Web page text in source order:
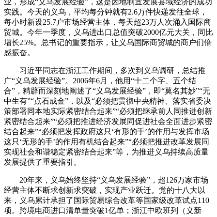
业，形成“义乌发展经验”，这是因地制宜发展县域经济的成功
实践。今天的义乌，平均每分钟就有2.6万件快递发往全球，
每小时新设25.7户市场经营主体，每天超23万人次涌入国际商
贸城。今年一季度，义乌进出口总值突破2000亿元大关，同比
增长25%。总书记的重要指示，让义乌国际商贸城的商户们倍
感振奋。
习近平同志在浙江工作期间，多次到义乌调研，总结推
广“义乌发展经验”。2006年6月，他用“十二个字、五个结
合”，精辟而深刻地阐述了“义乌发展经验”，即“莫名其妙”“无
中生有”“点石成金”，以及“必须把贯彻中央精神、落实省委决
策部署同本地实际紧密结合起来”“必须把继承前人同推进创新
紧密结合起来”“必须把推进经济发展同促进社会全面进步紧密
结合起来”“必须把发挥政府这只‘有形的手’的作用与发挥市场
这只‘无形的手’的作用有机结合起来”“必须把推进改革发展同
实现社会和谐稳定紧密结合起来”等，为推进义乌持续高质量
发展提供了重要指引。
20年来，义乌始终坚持“义乌发展经验”，超126万家市场
经营主体不断求创新求突破，实现产业跃迁。党的十八大以
来，义乌累计承担了国际贸易综合改革等国家级改革试点110
项。跨境电商进口清单量突破1亿单；浙江中欧班列（义新